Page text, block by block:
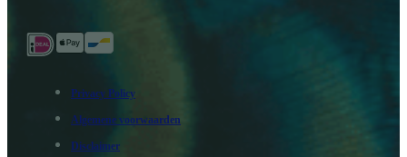
Privacy Policy
Algemene voorwaarden
Disclaimer